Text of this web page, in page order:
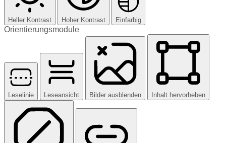
Heller Kontrast Hoher Kontrast Einfarbig
Orientierungsmodule
Leselinie Leseansicht Bilder ausblenden Inhalt hervorheben